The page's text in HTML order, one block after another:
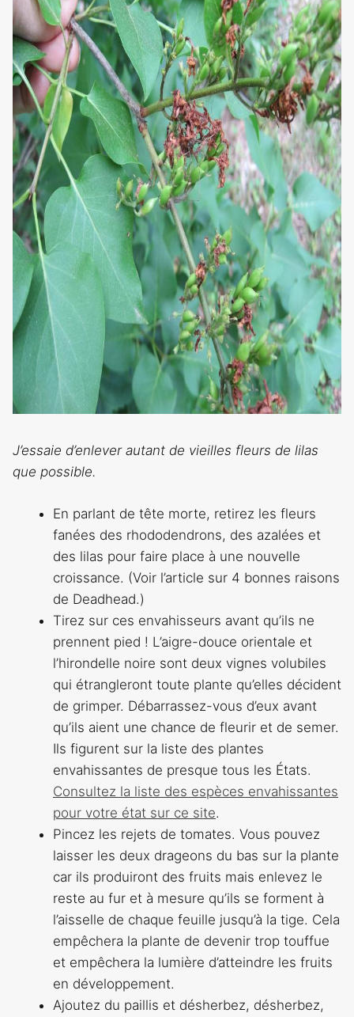
J’essaie d’enlever autant de vieilles fleurs de lilas
que possible.
En parlant de tête morte, retirez les fleurs
fanées des rhododendrons, des azalées et
des lilas pour faire place à une nouvelle
croissance. (Voir l’article sur 4 bonnes raisons
de Deadhead.)
Tirez sur ces envahisseurs avant qu’ils ne
prennent pied ! L’aigre-douce orientale et
l’hirondelle noire sont deux vignes volubiles
qui étrangleront toute plante qu’elles décident
de grimper. Débarrassez-vous d’eux avant
qu’ils aient une chance de fleurir et de semer.
Ils figurent sur la liste des plantes
envahissantes de presque tous les États.
Consultez la liste des espèces envahissantes
pour votre état sur ce site.
Pincez les rejets de tomates. Vous pouvez
laisser les deux drageons du bas sur la plante
car ils produiront des fruits mais enlevez le
reste au fur et à mesure qu’ils se forment à
l’aisselle de chaque feuille jusqu’à la tige. Cela
empêchera la plante de devenir trop touffue
et empêchera la lumière d’atteindre les fruits
en développement.
Ajoutez du paillis et désherbez, désherbez,